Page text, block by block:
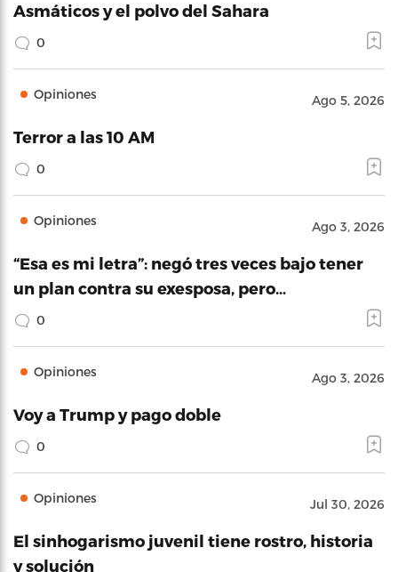
Asmáticos y el polvo del Sahara
0
Opiniones Ago 5, 2026
Terror a las 10 AM
0
Opiniones Ago 3, 2026
“Esa es mi letra”: negó tres veces bajo tener
un plan contra su exesposa, pero…
0
Opiniones Ago 3, 2026
Voy a Trump y pago doble
0
Opiniones Jul 30, 2026
El sinhogarismo juvenil tiene rostro, historia
y solución